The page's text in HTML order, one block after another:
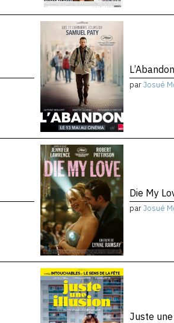
L’Abandon
parJosué
Die My
parJosué
Juste